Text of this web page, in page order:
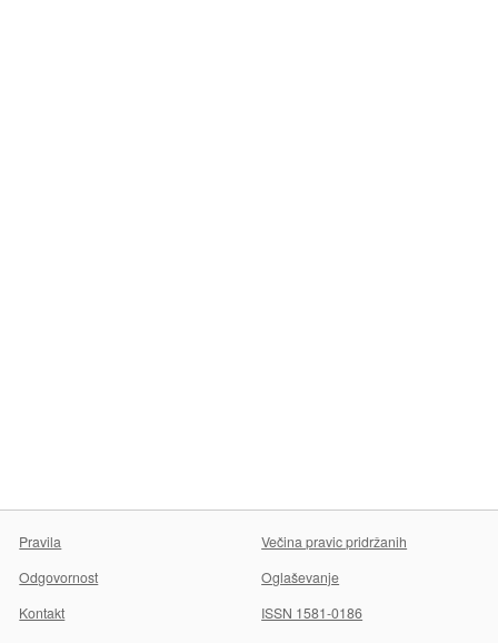
Pravila
Večina pravic pridržanih
Odgovornost
Oglaševanje
Kontakt
ISSN 1581-0186